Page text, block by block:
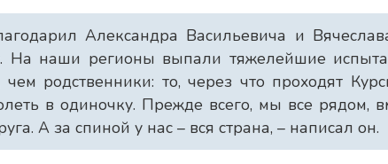
Александра Васильевича и
На наши регионы выпали тяжелейшие
родственники: то, через что проходят
в одиночку. Прежде всего, мы все рядом,
А за спиной у нас – вся страна, – написал он.